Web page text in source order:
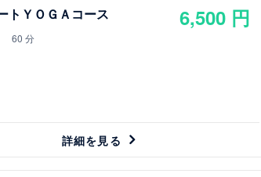
御茶ノ水駅（JR中央線・JR総武線）
御茶ノ水橋口から徒歩１０分
トＹＯＧＡコース
60 分
6,500 円
詳細を見る